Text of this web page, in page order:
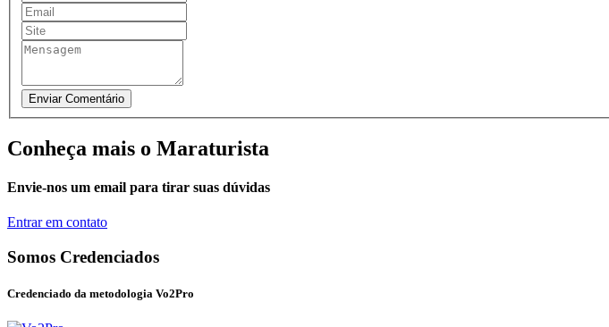
Conheça mais o Maraturista
Envie-nos um email para tirar suas dúvidas
Entrar em contato
Somos Credenciados
Credenciado da metodologia Vo2Pro